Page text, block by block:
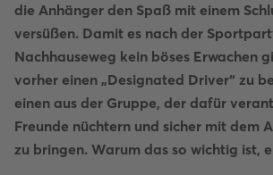
die Anhänger den Spaß mit einem
versüßen. Damit es nach der
Nachhauseweg kein böses Erwachen
vorher einen „Designated Driver“ zu
einen aus der Gruppe, der dafür
Freunde nüchtern und sicher mit dem
zu bringen. Warum das so wichtig ist,